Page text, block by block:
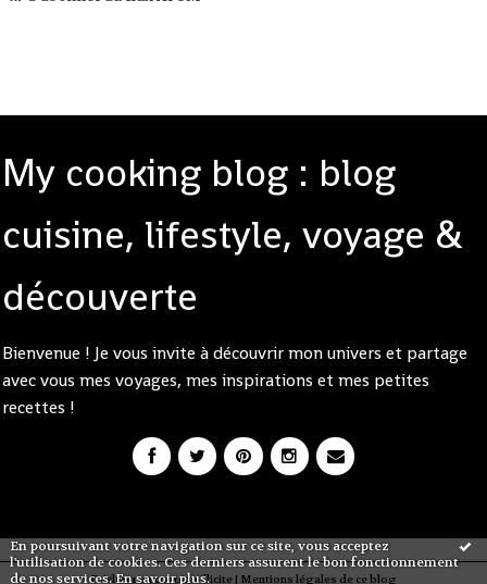
En poursuivant votre navigation sur ce site, vous acceptez
l'utilisation de cookies. Ces derniers assurent le bon fonctionnement
de nos services.En savoir plus.
My cooking blog : blog
cuisine, lifestyle, voyage &
découverte
Bienvenue ! Je vous invite à découvrir mon univers et partage
avec vous mes voyages, mes inspirations et mes petites
recettes !
Déclarer un contenu illicite | Mentions légales de ce blog